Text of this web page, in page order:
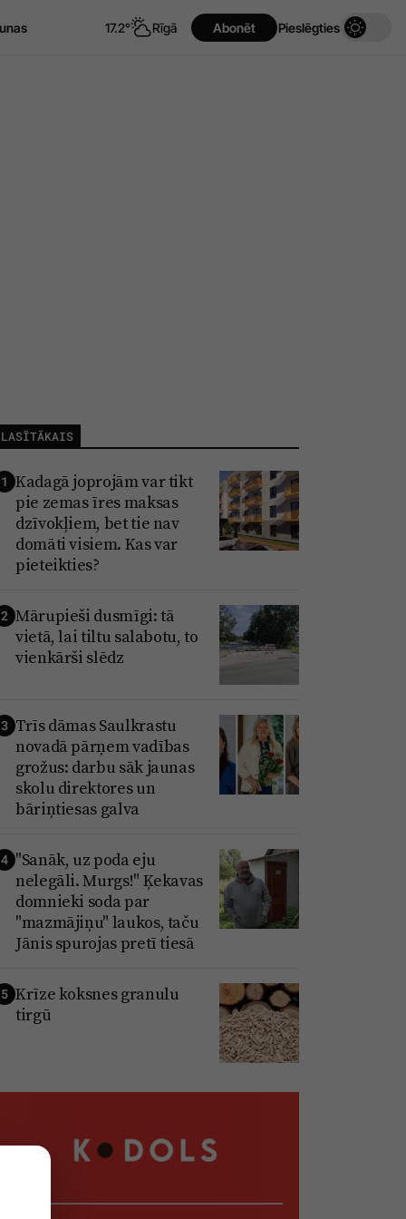
17.2° Rīgā Abonēt Pieslēgties
LASĪTĀKAIS
1 Kadagā joprojām var tikt
pie zemas īres maksas
dzīvokļiem, bet tie nav
domāti visiem. Kas var
pieteikties?
2 Mārupieši dusmīgi: tā
vietā, lai tiltu salabotu, to
vienkārši slēdz
3 Trīs dāmas Saulkrastu
novadā pārņem vadības
grožus: darbu sāk jaunas
skolu direktores un
bāriņtiesas galva
4 "Sanāk, uz poda eju
nelegāli. Murgs!" Ķekavas
domnieki soda par
"mazmājiņu" laukos, taču
Jānis spurojas pretī tiesā
5 Krīze koksnes granulu
tirgū